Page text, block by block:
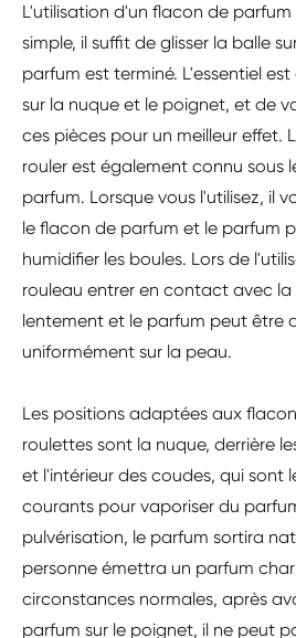
L'utilisation d'un flacon de parfum
simple, il suffit de glisser la balle
parfum est terminé. L'essentiel
sur la nuque et le poignet, et de
ces pièces pour un meilleur effet.
rouler est également connu sous
parfum. Lorsque vous l'utilisez, il
le flacon de parfum et le parfum
humidifier les boules. Lors de
rouleau entrer en contact avec
lentement et le parfum peut être
uniformément sur la peau.
Les positions adaptées aux
roulettes sont la nuque, derrière
et l'intérieur des coudes, qui sont
courants pour vaporiser du
pulvérisation, le parfum sortira
personne émettra un parfum
circonstances normales, après
parfum sur le poignet, il ne peut